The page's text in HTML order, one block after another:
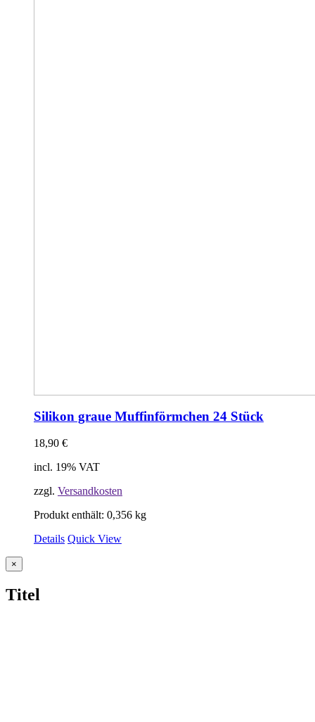
Silikon graue Muffinförmchen 24 Stück
18,90 €
incl. 19% VAT
zzgl. Versandkosten
Produkt enthält: 0,356 kg
Details Quick View
Close
product
view
×
Titel